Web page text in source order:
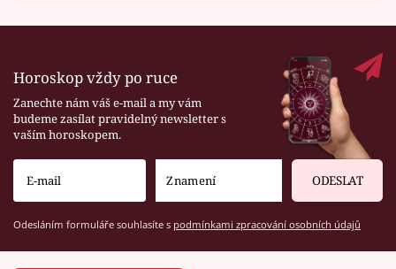
Horoskop vždy po ruce
Zanechte nám váš e-mail a my vám
budeme zasílat pravidelný newsletter s
vaším horoskopem.
ODESLAT
Odesláním formuláře souhlasíte s podmínkami zpracování osobních údajů